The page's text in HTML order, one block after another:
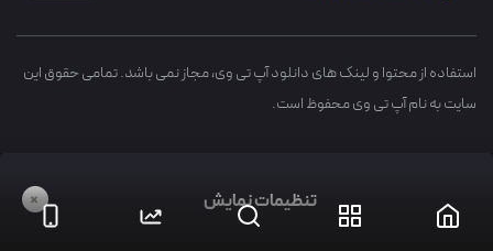
استفاده از محتوا و لینک های دانلود آپ تی وی، مجاز نمی باشد. تمامی حقوق این
سایت به نام آپ تی وی محفوظ است.
تنظیمات نمایش +